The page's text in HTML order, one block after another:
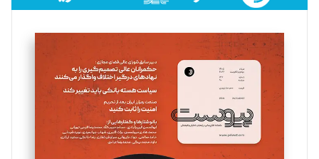
فائزه فتحی رستمی
تحریریه
سروش کرمیان
تحریریه
مینا پاکدل